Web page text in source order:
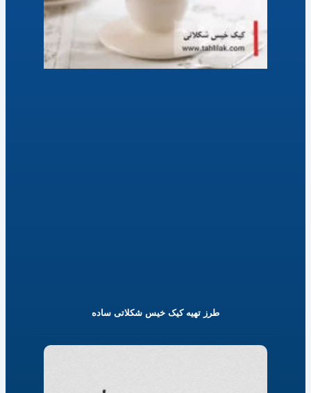
طرز تهیه کیک خیس شکلاتی ساده